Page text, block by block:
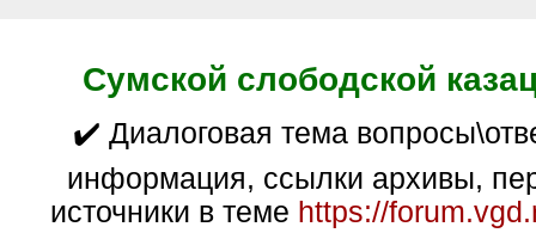
Сумской слободской
✔️ Диалоговая тема вопросы\ответы. Общая
информация, ссылки архивы,
источники в теме https://